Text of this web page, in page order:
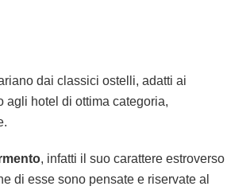
dai classici ostelli, adatti ai
agli hotel di ottima categoria,
, infatti il suo carattere estroverso
di esse sono pensate e riservate al